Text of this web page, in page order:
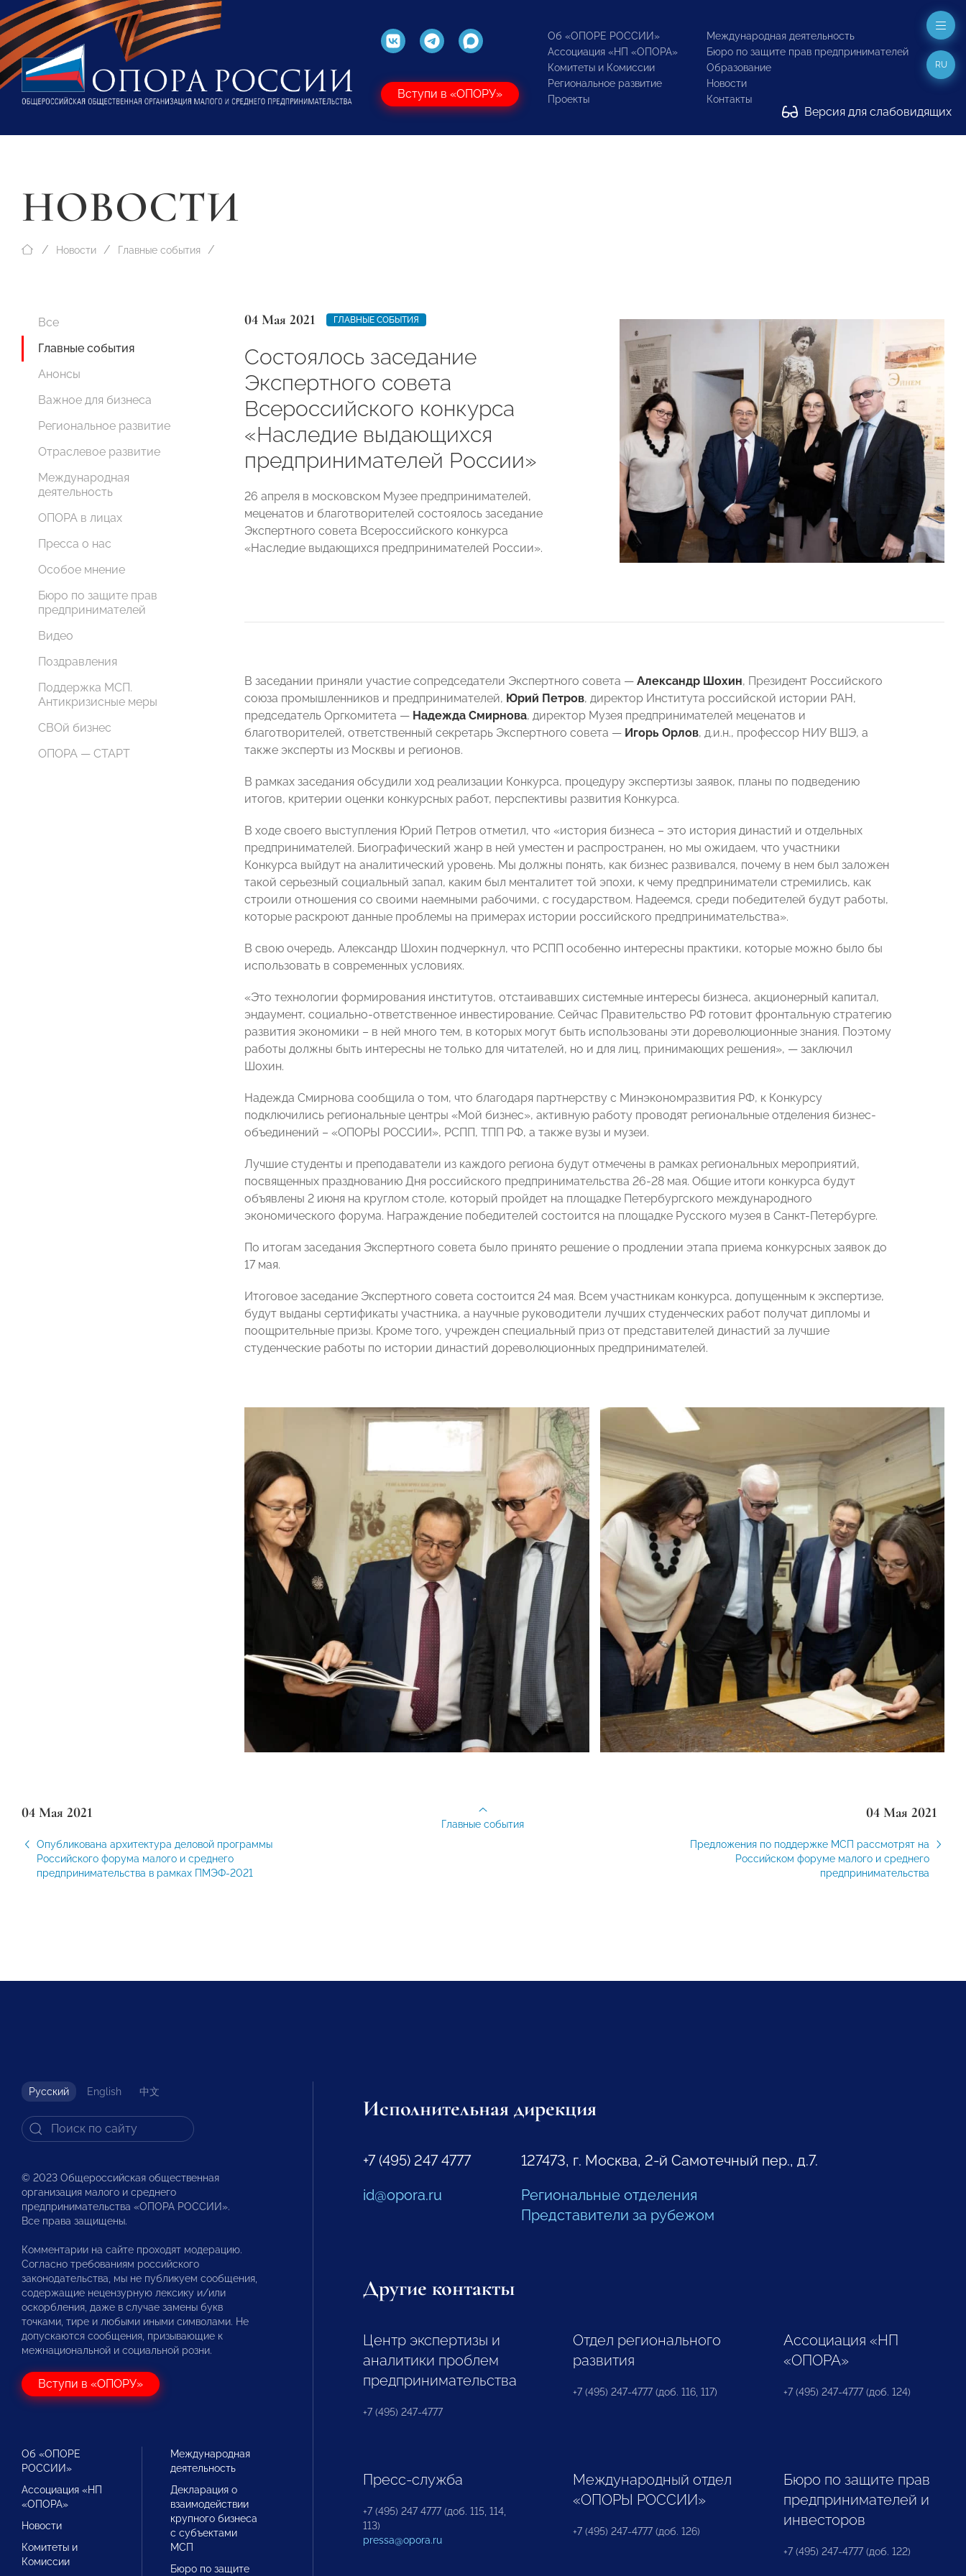
Вступи в «ОПОРУ»
Об «ОПОРЕ РОССИИ»
Ассоциация «НП «ОПОРА»
Комитеты и Комиссии
Региональное развитие
Проекты
Международная деятельность
Бюро по защите прав предпринимателей
Образование
Новости
Контакты
Версия для слабовидящих
RU
НОВОСТИ
Новости Главные события
Все
Главные события
Анонсы
Важное для бизнеса
Региональное развитие
Отраслевое развитие
Международная
деятельность
ОПОРА в лицах
Пресса о нас
Особое мнение
Бюро по защите прав
предпринимателей
Видео
Поздравления
Поддержка МСП.
Антикризисные меры
СВОй бизнес
ОПОРА — СТАРТ
04 Мая 2021 ГЛАВНЫЕ СОБЫТИЯ
Состоялось заседание
Экспертного совета
Всероссийского конкурса
«Наследие выдающихся
предпринимателей России»
26 апреля в московском Музее предпринимателей,
меценатов и благотворителей состоялось заседание
Экспертного совета Всероссийского конкурса
«Наследие выдающихся предпринимателей России».
В заседании приняли участие сопредседатели Экспертного совета — Александр Шохин, Президент Российского
союза промышленников и предпринимателей, Юрий Петров, директор Института российской истории РАН,
председатель Оргкомитета — Надежда Смирнова, директор Музея предпринимателей меценатов и
благотворителей, ответственный секретарь Экспертного совета — Игорь Орлов, д.и.н., профессор НИУ ВШЭ, а
также эксперты из Москвы и регионов.
В рамках заседания обсудили ход реализации Конкурса, процедуру экспертизы заявок, планы по подведению
итогов, критерии оценки конкурсных работ, перспективы развития Конкурса.
В ходе своего выступления Юрий Петров отметил, что «история бизнеса – это история династий и отдельных
предпринимателей. Биографический жанр в ней уместен и распространен, но мы ожидаем, что участники
Конкурса выйдут на аналитический уровень. Мы должны понять, как бизнес развивался, почему в нем был заложен
такой серьезный социальный запал, каким был менталитет той эпохи, к чему предприниматели стремились, как
строили отношения со своими наемными рабочими, с государством. Надеемся, среди победителей будут работы,
которые раскроют данные проблемы на примерах истории российского предпринимательства».
В свою очередь, Александр Шохин подчеркнул, что РСПП особенно интересны практики, которые можно было бы
использовать в современных условиях.
«Это технологии формирования институтов, отстаивавших системные интересы бизнеса, акционерный капитал,
эндаумент, социально-ответственное инвестирование. Сейчас Правительство РФ готовит фронтальную стратегию
развития экономики – в ней много тем, в которых могут быть использованы эти дореволюционные знания. Поэтому
работы должны быть интересны не только для читателей, но и для лиц, принимающих решения», — заключил
Шохин.
Надежда Смирнова сообщила о том, что благодаря партнерству с Минэкономразвития РФ, к Конкурсу
подключились региональные центры «Мой бизнес», активную работу проводят региональные отделения бизнес-
объединений – «ОПОРЫ РОССИИ», РСПП, ТПП РФ, а также вузы и музеи.
Лучшие студенты и преподаватели из каждого региона будут отмечены в рамках региональных мероприятий,
посвященных празднованию Дня российского предпринимательства 26-28 мая. Общие итоги конкурса будут
объявлены 2 июня на круглом столе, который пройдет на площадке Петербургского международного
экономического форума. Награждение победителей состоится на площадке Русского музея в Санкт-Петербурге.
По итогам заседания Экспертного совета было принято решение о продлении этапа приема конкурсных заявок до
17 мая.
Итоговое заседание Экспертного совета состоится 24 мая. Всем участникам конкурса, допущенным к экспертизе,
будут выданы сертификаты участника, а научные руководители лучших студенческих работ получат дипломы и
поощрительные призы. Кроме того, учрежден специальный приз от представителей династий за лучшие
студенческие работы по истории династий дореволюционных предпринимателей.
04 Мая 2021
Опубликована архитектура деловой программы
Российского форума малого и среднего
предпринимательства в рамках ПМЭФ-2021
04 Мая 2021
Предложения по поддержке МСП рассмотрят на
Российском форуме малого и среднего
предпринимательства
Главные события
Русский English 中文
© 2023 Общероссийская общественная
организация малого и среднего
предпринимательства «ОПОРА РОССИИ».
Все права защищены.
Комментарии на сайте проходят модерацию.
Согласно требованиям российского
законодательства, мы не публикуем сообщения,
содержащие нецензурную лексику и/или
оскорбления, даже в случае замены букв
точками, тире и любыми иными символами. Не
допускаются сообщения, призывающие к
межнациональной и социальной розни.
Вступи в «ОПОРУ»
Об «ОПОРЕ
РОССИИ»
Ассоциация «НП
«ОПОРА»
Новости
Комитеты и
Комиссии
Международная
деятельность
Декларация о
взаимодействии
крупного бизнеса
с субъектами
МСП
Бюро по защите
Исполнительная дирекция
+7 (495) 247 4777
id@opora.ru
127473, г. Москва, 2-й Самотечный пер., д.7.
Региональные отделения
Представители за рубежом
Другие контакты
Центр экспертизы и
аналитики проблем
предпринимательства
+7 (495) 247-4777
Отдел регионального
развития
+7 (495) 247-4777 (доб. 116, 117)
Ассоциация «НП
«ОПОРА»
+7 (495) 247-4777 (доб. 124)
Пресс-служба
+7 (495) 247 4777 (доб. 115, 114,
113)
pressa@opora.ru
Международный отдел
«ОПОРЫ РОССИИ»
+7 (495) 247-4777 (доб. 126)
Бюро по защите прав
предпринимателей и
инвесторов
+7 (495) 247-4777 (доб. 122)